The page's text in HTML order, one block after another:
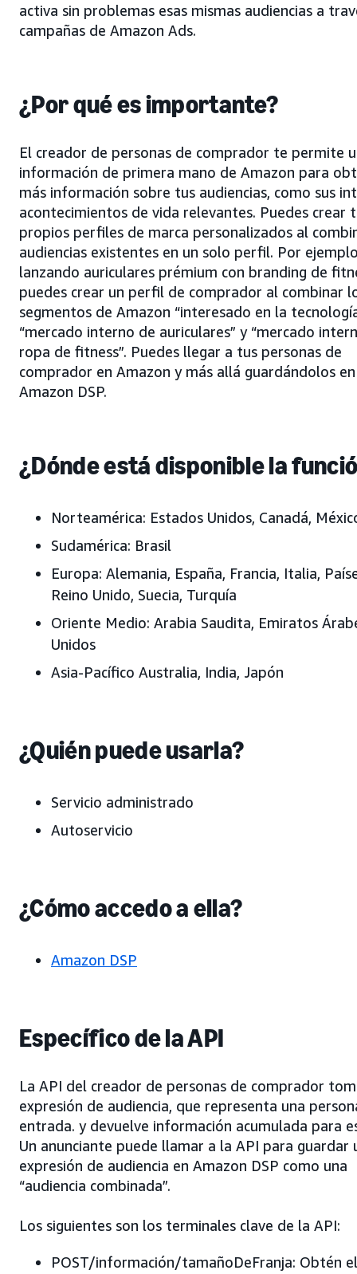
activa sin problemas esas mismas audiencias a
campañas de Amazon Ads.
¿Por qué es importante?
El creador de personas de comprador te permite
información de primera mano de Amazon para
más información sobre tus audiencias, como sus
acontecimientos de vida relevantes. Puedes crear
propios perfiles de marca personalizados al
audiencias existentes en un solo perfil. Por
lanzando auriculares prémium con branding de
puedes crear un perfil de comprador al combinar
segmentos de Amazon “interesado en la
“mercado interno de auriculares” y “mercado
ropa de fitness”. Puedes llegar a tus personas de
comprador en Amazon y más allá guardándolos en
Amazon DSP.
¿Dónde está disponible la
Norteamérica: Estados Unidos, Canadá,
Sudamérica: Brasil
Europa: Alemania, España, Francia, Italia,
Reino Unido, Suecia, Turquía
Oriente Medio: Arabia Saudita, Emiratos
Unidos
Asia-Pacífico Australia, India, Japón
¿Quién puede usarla?
Servicio administrado
Autoservicio
¿Cómo accedo a ella?
Amazon DSP
Específico de la API
La API del creador de personas de comprador
expresión de audiencia, que representa una
entrada. y devuelve información acumulada para
Un anunciante puede llamar a la API para guardar
expresión de audiencia en Amazon DSP como una
“audiencia combinada”.
Los siguientes son los terminales clave de la API:
POST/información/tamañoDeFranja: Obtén